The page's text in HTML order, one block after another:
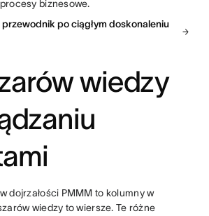
biznesowe.
przewodnik po ciągłym doskonaleniu
wiedzy
dojrzałości PMMM to kolumny w
wiedzy to wiersze. Te różne